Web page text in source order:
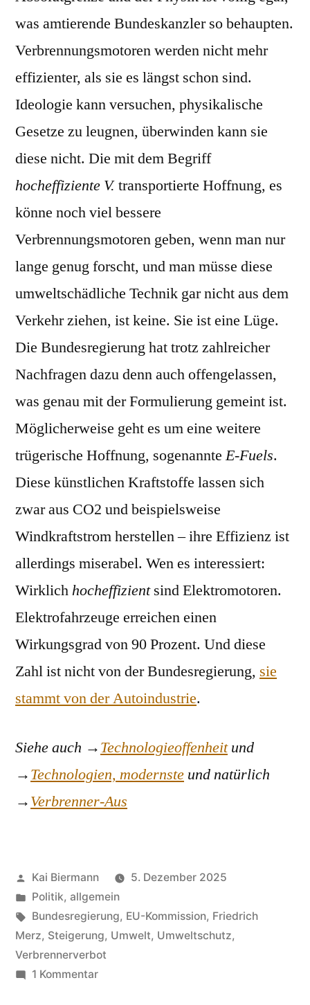
was amtierende Bundeskanzler so behaupten.
Verbrennungsmotoren werden nicht mehr
effizienter, als sie es längst schon sind.
Ideologie kann versuchen, physikalische
Gesetze zu leugnen, überwinden kann sie
diese nicht. Die mit dem Begriff
hocheffiziente V.transportierte Hoffnung, es
könne noch viel bessere
Verbrennungsmotoren geben, wenn man nur
lange genug forscht, und man müsse diese
umweltschädliche Technik gar nicht aus dem
Verkehr ziehen, ist keine. Sie ist eine Lüge.
Die Bundesregierung hat trotz zahlreicher
Nachfragen dazu denn auch offengelassen,
was genau mit der Formulierung gemeint ist.
Möglicherweise geht es um eine weitere
trügerische Hoffnung, sogenannteE-Fuels.
Diese künstlichen Kraftstoffe lassen sich
zwar aus CO2 und beispielsweise
Windkraftstrom herstellen – ihre Effizienz ist
allerdings miserabel. Wen es interessiert:
Wirklichhocheffizientsind Elektromotoren.
Elektrofahrzeuge erreichen einen
Wirkungsgrad von 90 Prozent. Und diese
Zahl ist nicht von der Bundesregierung, sie
stammt von der Autoindustrie.
Siehe auch →Technologieoffenheitund
→Technologien, modernste und natürlich
→Verbrenner-Aus
Veröffentlicht
von
Kai Biermann
5. Dezember 2025
Veröffentlicht
in
Politik, allgemein
Schlagwörter:
Bundesregierung, EU-Kommission, Friedrich
Merz, Steigerung, Umwelt, Umweltschutz,
Verbrennerverbot
1 Kommentarzu